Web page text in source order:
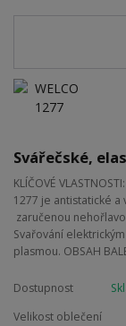
Svářečské,
KLÍČOVÉ
1277 je antistatické a
zaručenou
Svařování
plasmou. OBSAH
Dostupnost
Velikost oblečení